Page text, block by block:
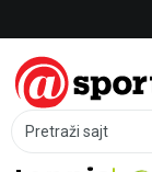
Pretraži sajt